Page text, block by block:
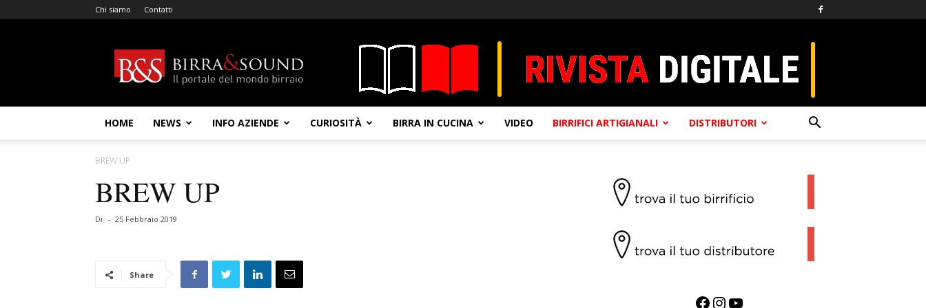
Chi siamo Contatti
&
Sound
HOME NEWS INFO AZIENDE CURIOSITÀ BIRRA IN CUCINA VIDEO BIRRIFICI ARTIGIANALI DISTRIBUTORI
BREW UP
BREW UP
Di - 25 Febbraio 2019
Share
Facebook InstagramYouTube